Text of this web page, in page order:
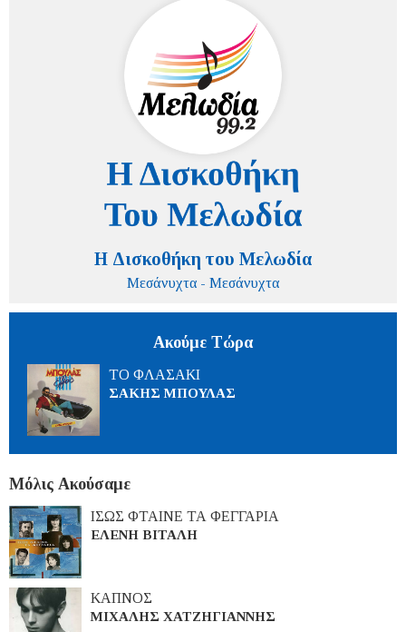
Η Δισκοθήκη του Μελωδία
Μεσάνυχτα - Μεσάνυχτα
Ακούμε Τώρα
ΤΟ ΦΛΑΣΑΚΙ
ΣΑΚΗΣ ΜΠΟΥΛΑΣ
Μόλις Ακούσαμε
ΙΣΩΣ ΦΤΑΙΝΕ ΤΑ ΦΕΓΓΑΡΙΑ
ΕΛΕΝΗ ΒΙΤΑΛΗ
ΚΑΠΝΟΣ
ΜΙΧΑΛΗΣ ΧΑΤΖΗΓΙΑΝΝΗΣ